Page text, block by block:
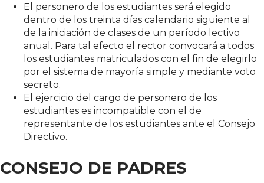
El personero de los estudiantes será elegido
dentro de los treinta días calendario siguiente al
de la iniciación de clases de un período lectivo
anual. Para tal efecto el rector convocará a todos
los estudiantes matriculados con el fin de elegirlo
por el sistema de mayoría simple y mediante voto
secreto.
El ejercicio del cargo de personero de los
estudiantes es incompatible con el de
representante de los estudiantes ante el Consejo
Directivo.
CONSEJO DE PADRES